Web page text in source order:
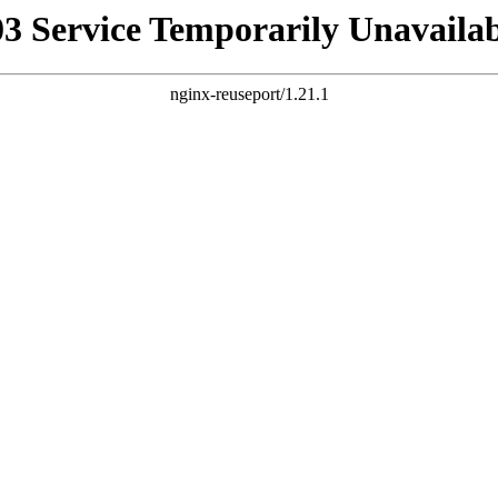
Service Temporarily
nginx-reuseport/1.21.1